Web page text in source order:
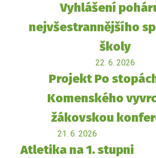
Vyhlášení
nejvšestrannějšího
školy
22. 6. 2026
Projekt Po
Komenského
žákovskou
21. 6. 2026
Atletika na 1. stupni